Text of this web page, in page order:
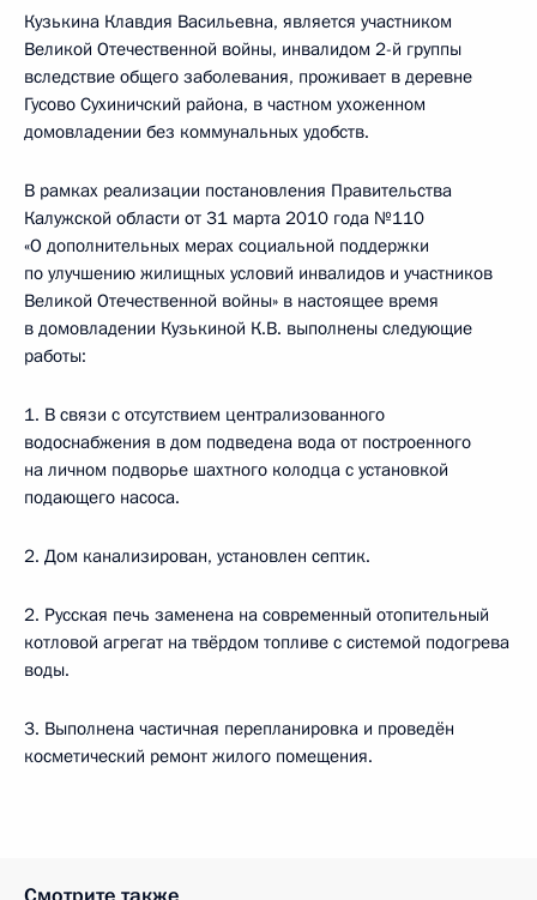
Кузькина Клавдия Васильевна, является участником
Великой Отечественной войны, инвалидом 2-й группы
вследствие общего заболевания, проживает в деревне
Гусово Сухиничский района, в частном ухоженном
домовладении без коммунальных удобств.
В рамках реализации постановления Правительства
Калужской области от 31 марта 2010 года №110
«О дополнительных мерах социальной поддержки
по улучшению жилищных условий инвалидов и участников
Великой Отечественной войны» в настоящее время
в домовладении Кузькиной К.В. выполнены следующие
работы:
1. В связи с отсутствием централизованного
водоснабжения в дом подведена вода от построенного
на личном подворье шахтного колодца с установкой
подающего насоса.
2. Дом канализирован, установлен септик.
2. Русская печь заменена на современный отопительный
котловой агрегат на твёрдом топливе с системой подогрева
воды.
3. Выполнена частичная перепланировка и проведён
косметический ремонт жилого помещения.